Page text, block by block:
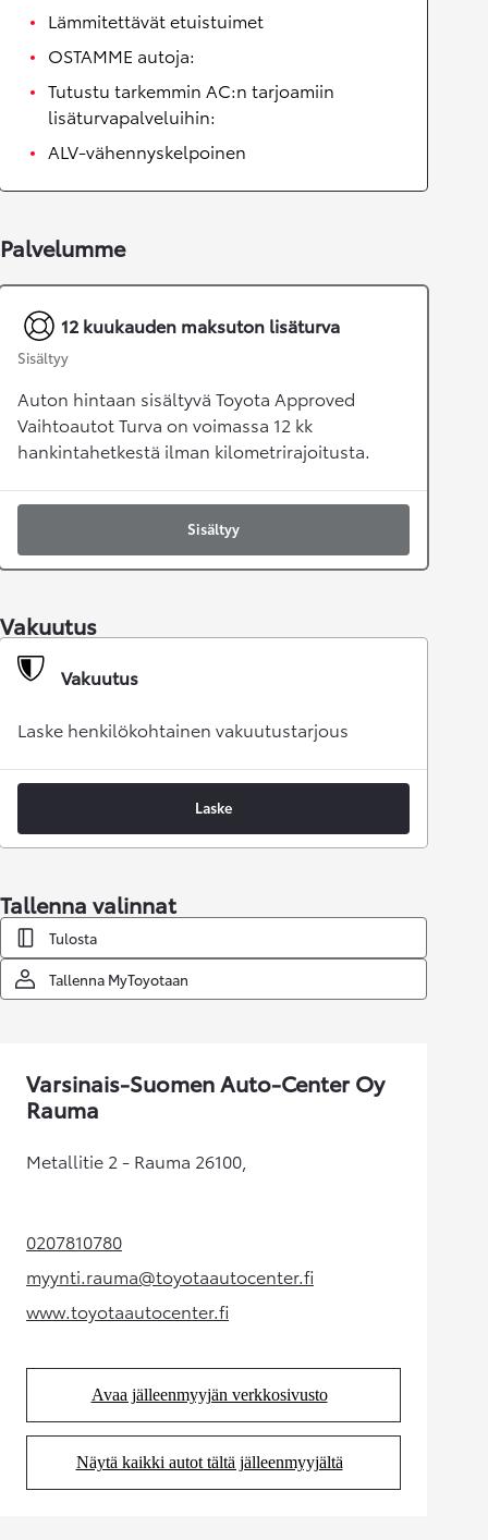
Lämmitettävät etuistuimet
OSTAMME autoja:
Tutustu tarkemmin AC:n tarjoamiin
lisäturvapalveluihin:
ALV-vähennyskelpoinen
Palvelumme
12 kuukauden maksuton lisäturva
Sisältyy
Auton hintaan sisältyvä Toyota Approved
Vaihtoautot Turva on voimassa 12 kk
hankintahetkestä ilman kilometrirajoitusta.
Sisältyy
Vakuutus
Vakuutus
Laske henkilökohtainen vakuutustarjous
Laske
Tallenna valinnat
Tulosta
Tallenna MyToyotaan
Varsinais-Suomen Auto-Center Oy
Rauma
Metallitie 2 - Rauma 26100,
0207810780(Aukeaa uudessa välilehdessä)
myynti.rauma@toyotaautocenter.fi
(Aukeaa uudessa välilehdessä)
www.toyotaautocenter.fi(Aukeaa uudessa välilehdessä)
Avaa jälleenmyyjän verkkosivusto
(Aukeaa uudessa välilehdessä)
Näytä kaikki autot tältä jälleenmyyjältä
(Aukeaa uudessa välilehdessä)